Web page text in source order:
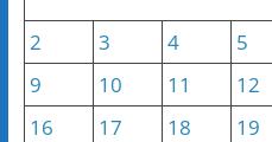
2
3 4 5
9
10 11 12
16
17 18 19